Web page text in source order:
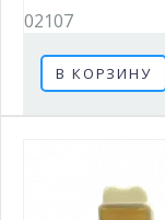
02107
В КОРЗИНУ